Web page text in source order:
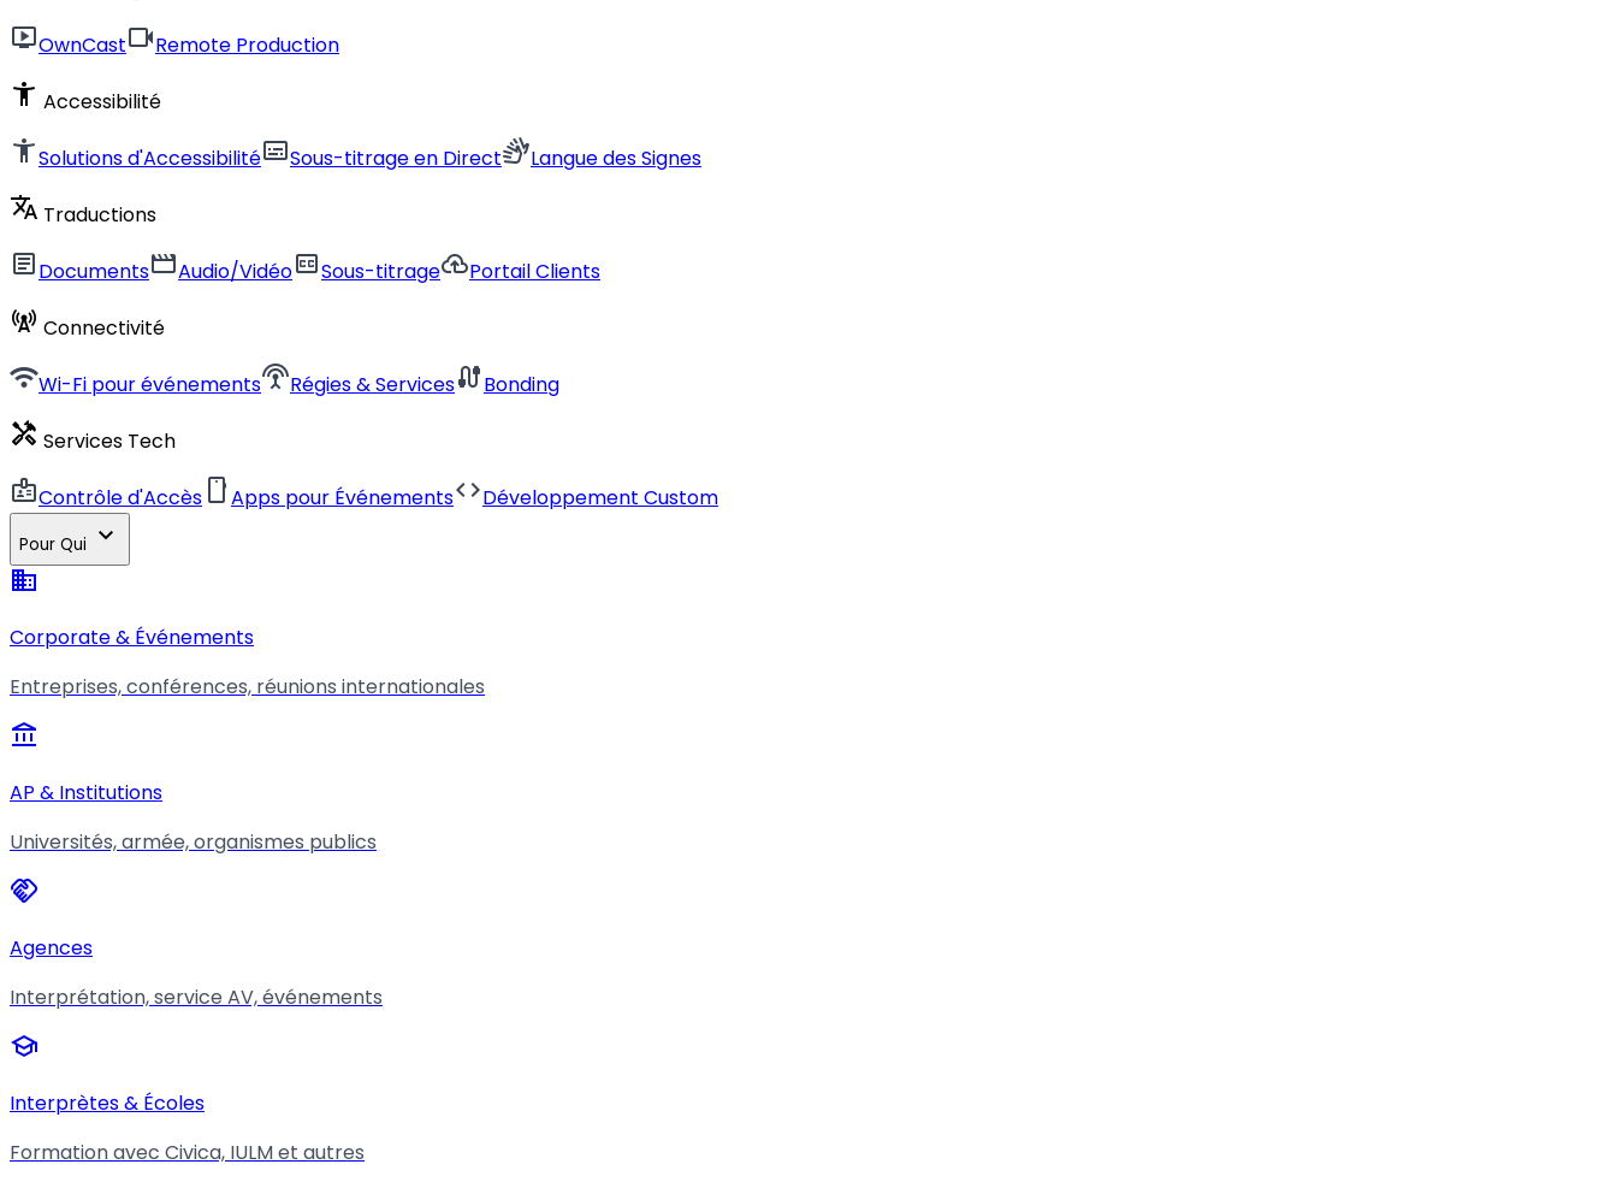
live_tvOwnCastvideocamRemote Production
accessibility_new Accessibilité
accessibility_newSolutions d'AccessibilitésubtitlesSous-titrage en Directsign_languageLangue des Signes
translate Traductions
articleDocumentsmovieAudio/Vidéoclosed_captionSous-titragecloud_uploadPortail Clients
cell_tower Connectivité
wifiWi-Fi pour événementssettings_input_antennaRégies & ServicescableBonding
handyman Services Tech
badgeContrôle d'Accès smartphoneApps pour ÉvénementscodeDéveloppement Custom
Pour Qui expand_more
business
Corporate & Événements
Entreprises, conférences, réunions internationales
account_balance
AP & Institutions
Universités, armée, organismes publics
handshake
Agences
Interprétation, service AV, événements
school
Interprètes & Écoles
Formation avec Civica, IULM et autres